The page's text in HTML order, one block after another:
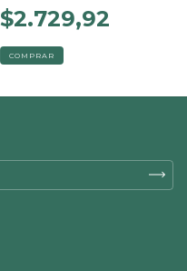
$2.729,92
COMPRAR